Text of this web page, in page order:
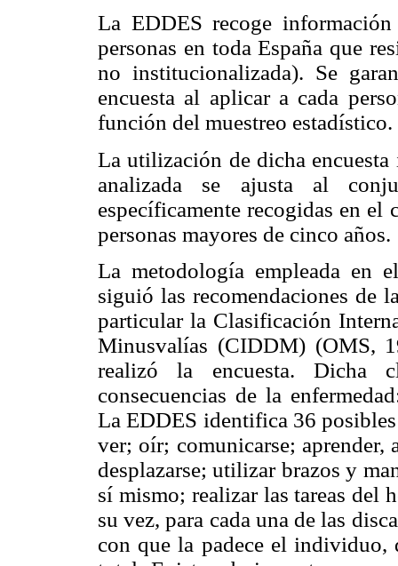
La EDDES recoge
personas en toda España que
no institucionalizada). Se
encuesta al aplicar a cada
función del muestreo estadístico.
La utilización de dicha
analizada se ajusta al
específicamente recogidas en el
personas mayores de cinco años.
La metodología empleada en
siguió las recomendaciones de
particular la Clasificación
Minusvalías (CIDDM) (OMS,
realizó la encuesta. Dicha
consecuencias de la
La EDDES identifica 36
ver; oír; comunicarse; aprender,
desplazarse; utilizar brazos y
sí mismo; realizar las tareas del
su vez, para cada una de las
con que la padece el individuo,